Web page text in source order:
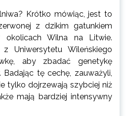
Krótko mówiąc, jest to
z dzikim gatunkiem
Wilna na Litwie.
Uniwersytetu Wileńskiego
aby zbadać genetykę
tę cechę, zauważyli,
tylko dojrzewają szybciej niż
mają bardziej intensywny